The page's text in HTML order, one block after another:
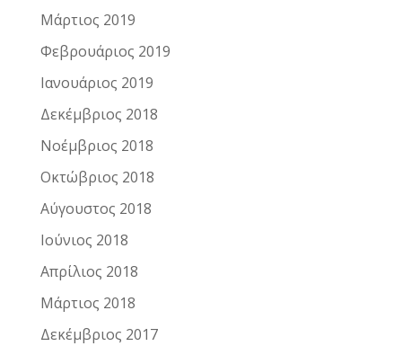
Μάρτιος 2019
Φεβρουάριος 2019
Ιανουάριος 2019
Δεκέμβριος 2018
Νοέμβριος 2018
Οκτώβριος 2018
Αύγουστος 2018
Ιούνιος 2018
Απρίλιος 2018
Μάρτιος 2018
Δεκέμβριος 2017